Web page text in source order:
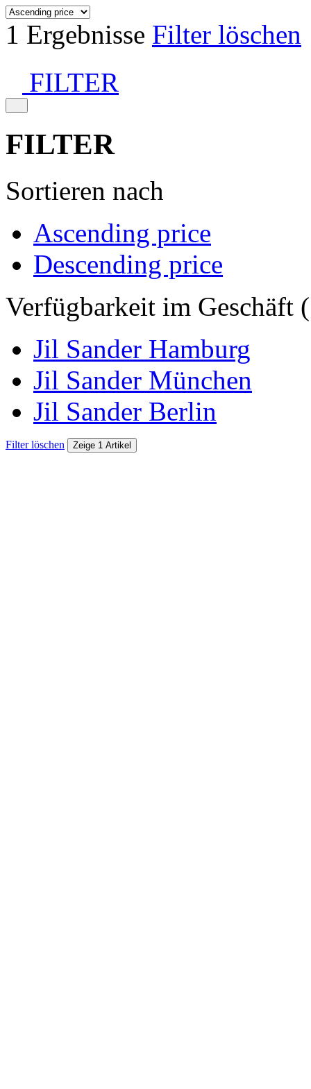
1 Ergebnisse Filter löschen
FILTER
FILTER
Sortieren nach
Ascending price
Descending price
Verfügbarkeit im Geschäft
Jil Sander Hamburg
Jil Sander München
Jil Sander Berlin
Filter löschen Zeige 1 Artikel